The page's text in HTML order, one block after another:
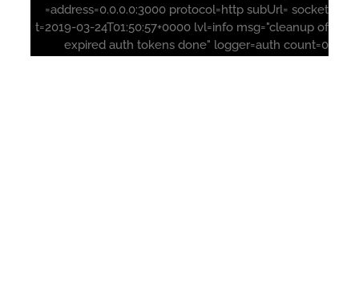
address=0.0.0.0:3000 protocol=http subUrl=
t=2019-03-24T01:50:57+0000 lvl=info
expired auth tokens done" logger=auth